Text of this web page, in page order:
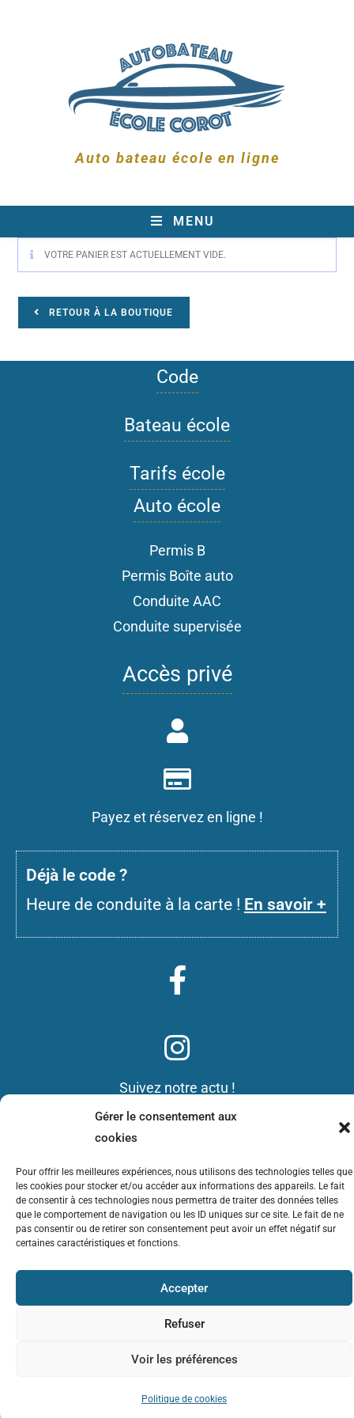
Gérer le consentement aux
cookies
Pour offrir les meilleures expériences, nous utilisons des technologies telles que
les cookies pour stocker et/ou accéder aux informations des appareils. Le fait
de consentir à ces technologies nous permettra de traiter des données telles
que le comportement de navigation ou les ID uniques sur ce site. Le fait de ne
pas consentir ou de retirer son consentement peut avoir un effet négatif sur
certaines caractéristiques et fonctions.
Accepter
Refuser
Voir les préférences
Politique de cookies
Auto bateau école en ligne
MENU
VOTRE PANIER EST ACTUELLEMENT VIDE.
RETOUR À LA BOUTIQUE
Code
Bateau école
Tarifs école
Auto école
Permis B
Permis Boîte auto
Conduite AAC
Conduite supervisée
Accès privé
Payez et réservez en ligne !
Déjà le code ?
Heure de conduite à la carte ! En savoir +
Suivez notre actu !
Mentions légales
Données personnelles ( RGPD)
Conditions Générales de Vente
58 av Corot 13013
Auto-Bateau Ecole Corot : Bâtiment F Résidence Corot –
06 06 74 65 34 –E-mail : contact@auto-bateau-ecole-marseille.fr
© Auto-Bateau Ecole Corot